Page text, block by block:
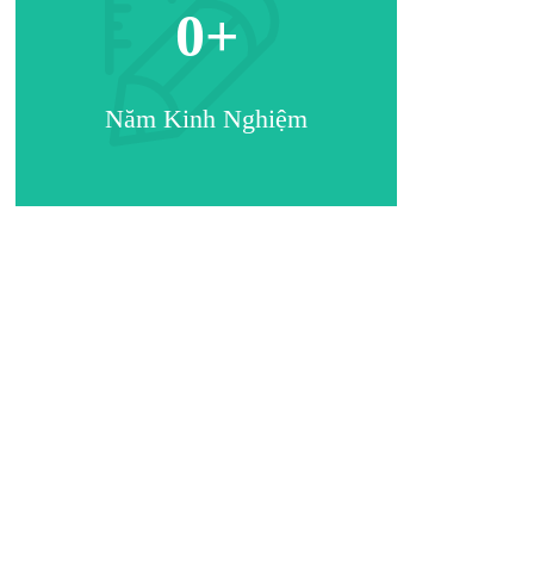
0+
Năm Kinh Nghiệm